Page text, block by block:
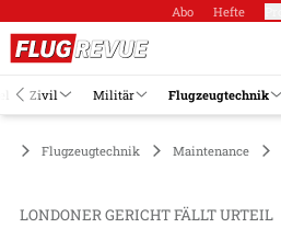
Abo Hefte
Zivil Militär Flugzeugtechnik
Flugzeugtechnik Maintenance
LONDONER GERICHT FÄLLT URTEIL